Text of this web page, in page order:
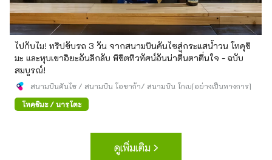
ไปกับไม! ทริปขับรถ 3 วัน จากสนามบินคันไซสู่กระแสน้ำวน โทคุชิ
มะ และหุบเขาอิยะอันลึกลับ พิชิตทิวทัศน์อันน่าตื่นตาตื่นใจ - ฉบับ
สมบูรณ์!
สนามบินคันไซ / สนามบิน โอซาก้า/ สนามบิน โกเบ[อย่างเป็นทางการ]
โทคุชิมะ / นารุโตะ
ดูเพิ่มเติม